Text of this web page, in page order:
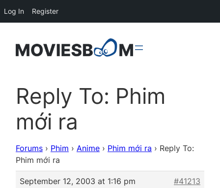
Reply To: Phim
mới ra
Forums › Phim › Anime › Phim mới ra › Reply To:
Phim mới ra
September 12, 2003 at 1:16 pm
#41213
Log In Register